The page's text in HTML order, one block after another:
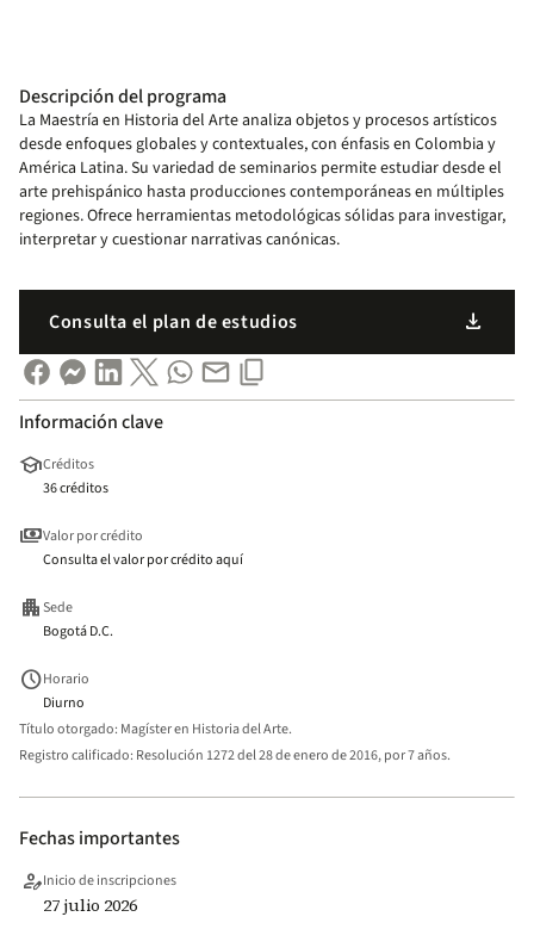
Descripción del programa
La Maestría en Historia del Arte analiza objetos y procesos artísticos
desde enfoques globales y contextuales, con énfasis en Colombia y
América Latina. Su variedad de seminarios permite estudiar desde el
arte prehispánico hasta producciones contemporáneas en múltiples
regiones. Ofrece herramientas metodológicas sólidas para investigar,
interpretar y cuestionar narrativas canónicas.
Consulta el plan de estudios download
Información clave
schoolCréditos
36 créditos
paymentsValor por crédito
Consulta el valor por crédito aquí
apartmentSede
Bogotá D.C.
scheduleHorario
Diurno
Título otorgado: Magíster en Historia del Arte.
Registro calificado: Resolución 1272 del 28 de enero de 2016, por 7 años.
Fechas importantes
person_editInicio de inscripciones
27 julio 2026